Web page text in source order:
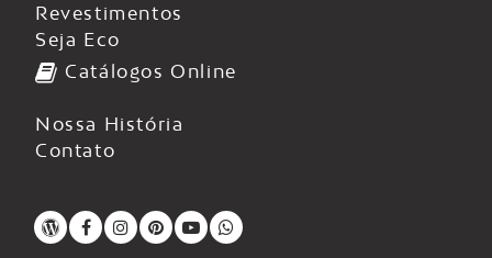
Revestimentos
Seja Eco
Catálogos Online
Nossa História
Contato